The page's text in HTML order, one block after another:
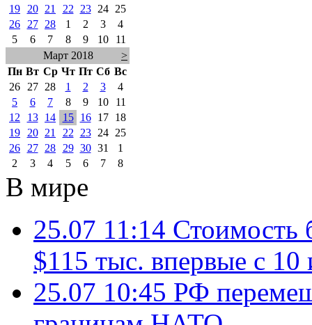
19
20 21 22 23 24
25
26
27 28 1 2 3
4
5
6 7 8 9 10
11
Март 2018
>
Пн Вт Ср Чт Пт Сб Вс
26
27 28 1 2 3
4
5
6 7 8 9 10
11
12
13 14 15 16 17
18
19
20 21 22 23 24
25
26
27 28 29 30 31
1
2
3 4 5 6 7 8
В мире
25.07 11:14 Стоимость
$115 тыс. впервые с 10
25.07 10:45 РФ